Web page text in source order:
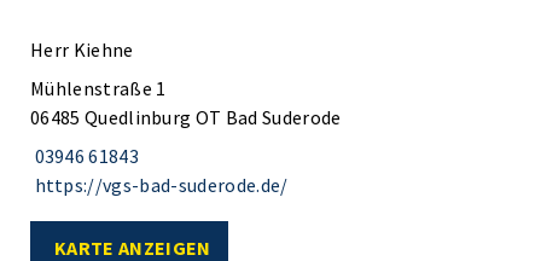
Herr Kiehne
Mühlenstraße 1
06485 Quedlinburg OT Bad Suderode
03946 61843
https://vgs-bad-suderode.de/
KARTE ANZEIGEN